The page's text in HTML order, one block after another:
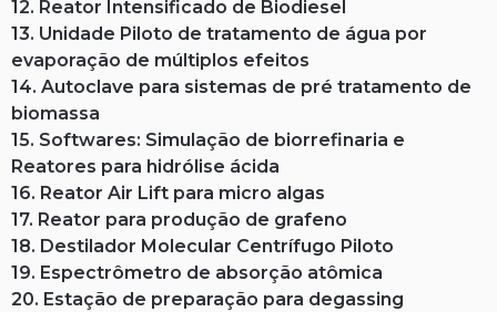
12. Reator Intensificado de Biodiesel
13. Unidade Piloto de tratamento de água por
evaporação de múltiplos efeitos
14. Autoclave para sistemas de pré tratamento de
biomassa
15. Softwares: Simulação de biorrefinaria e
Reatores para hidrólise ácida
16. Reator Air Lift para micro algas
17. Reator para produção de grafeno
18. Destilador Molecular Centrífugo Piloto
19. Espectrômetro de absorção atômica
20. Estação de preparação para degassing